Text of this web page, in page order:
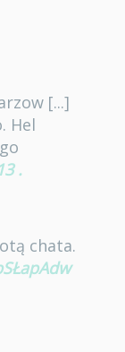
[...]
Hel
.
chata.